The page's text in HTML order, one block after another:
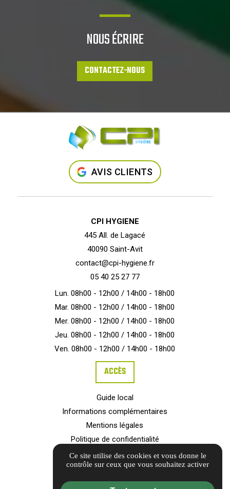
NOUS ÉCRIRE
CONTACTEZ-NOUS
AVIS CLIENTS
CPI HYGIENE
445 All. de Lagacé
40090 Saint-Avit
contact@cpi-hygiene.fr
05 40 25 27 77
Lun. 08h00 - 12h00 / 14h00 - 18h00
Mar. 08h00 - 12h00 / 14h00 - 18h00
Mer. 08h00 - 12h00 / 14h00 - 18h00
Jeu. 08h00 - 12h00 / 14h00 - 18h00
Ven. 08h00 - 12h00 / 14h00 - 18h00
ACCÈS
Guide local
Informations complémentaires
Mentions légales
Politique de confidentialité
Barème d'honoraires
Gestion des cookies
Ce site utilise des cookies et vous donne le
contrôle sur ceux que vous souhaitez activer